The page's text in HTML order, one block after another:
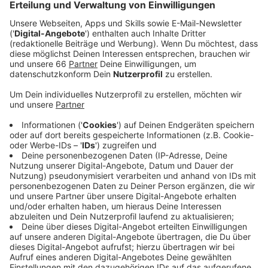
Veröffentlicht: Samstag, 11.03.2023 07:00
Anzeige
aber ein schwerer Gegner auf die DEG. Stürmer Daniel
O Fischbuch Ausblick
Anzeige